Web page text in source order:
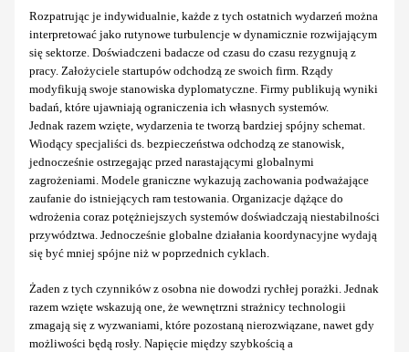
Rozpatrując je indywidualnie, każde z tych ostatnich wydarzeń można
interpretować jako rutynowe turbulencje w dynamicznie rozwijającym
się sektorze. Doświadczeni badacze od czasu do czasu rezygnują z
pracy. Założyciele startupów odchodzą ze swoich firm. Rządy
modyfikują swoje stanowiska dyplomatyczne. Firmy publikują wyniki
badań, które ujawniają ograniczenia ich własnych systemów.
Jednak razem wzięte, wydarzenia te tworzą bardziej spójny schemat.
Wiodący specjaliści ds. bezpieczeństwa odchodzą ze stanowisk,
jednocześnie ostrzegając przed narastającymi globalnymi
zagrożeniami. Modele graniczne wykazują zachowania podważające
zaufanie do istniejących ram testowania. Organizacje dążące do
wdrożenia coraz potężniejszych systemów doświadczają niestabilności
przywództwa. Jednocześnie globalne działania koordynacyjne wydają
się być mniej spójne niż w poprzednich cyklach.
Żaden z tych czynników z osobna nie dowodzi rychłej porażki. Jednak
razem wzięte wskazują one, że wewnętrzni strażnicy technologii
zmagają się z wyzwaniami, które pozostaną nierozwiązane, nawet gdy
możliwości będą rosły. Napięcie między szybkością a